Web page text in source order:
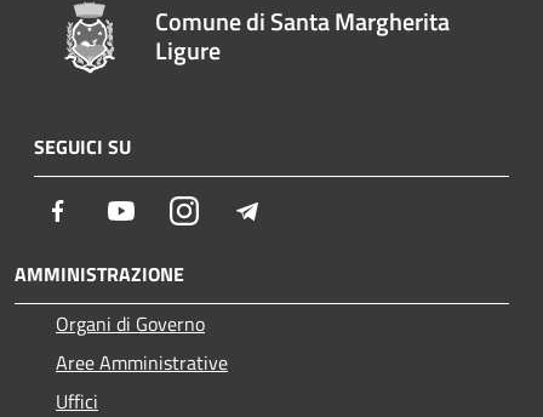
Comune di Santa Margherita
Ligure
SEGUICI SU
Facebook YoutubeInstagram
AMMINISTRAZIONE
Organi di Governo
Aree Amministrative
Uffici